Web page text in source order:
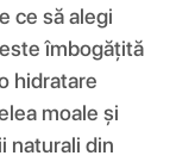
ce să alegi
îmbogățită
hidratare
moale și
naturali din